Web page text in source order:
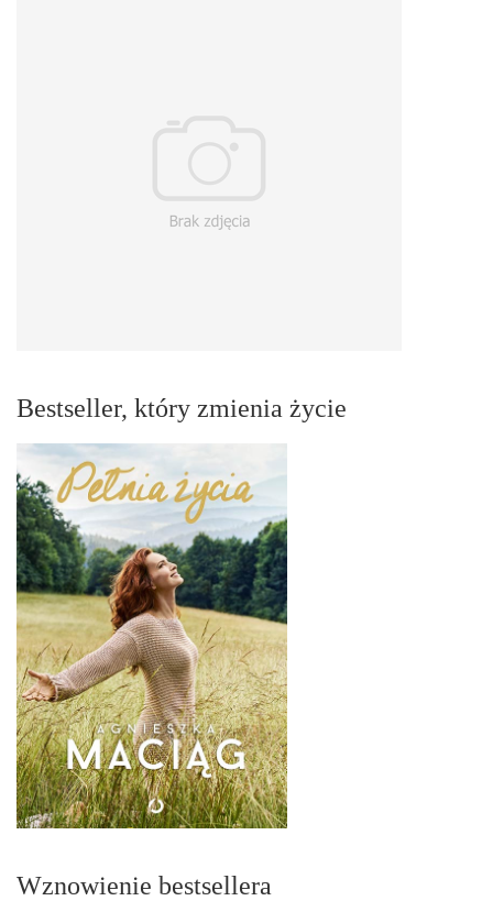
Bestseller, który zmienia życie
Wznowienie bestsellera